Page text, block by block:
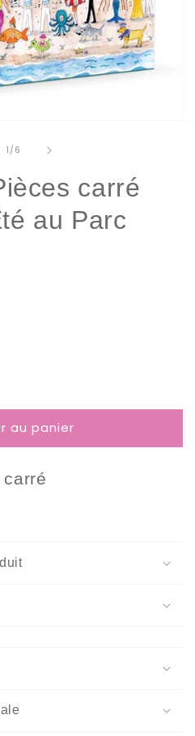
1 /de
6
carré
au Parc
au panier